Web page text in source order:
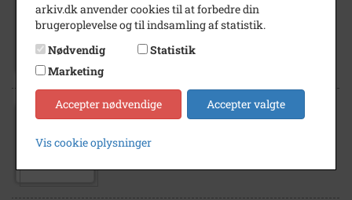
1948
Strandstræde set mod nord fra
Bymandsgade.
1945
Strandstræde set mod nord fra
arkiv.dk anvender cookies til at forbedre din
brugeroplevelse og til indsamling af statistik.
Nødvendig
Statistik
Marketing
Accepter nødvendige Accepter valgte
Vis cookie oplysninger